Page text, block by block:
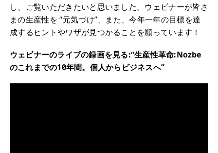
し、ご覧いただきたいと思いました。ウェビナーが皆さ
まの生産性を “元気づけ”、また、今年一年の目標を達
成するヒントやワザが見つかることを願っています！
ウェビナーのライブの録画を見る:“生産性革命:Nozbe
のこれまでの10年間。個人からビジネスへ”